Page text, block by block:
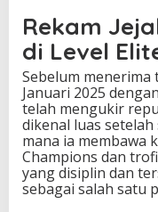
Rekam
di Level
Sebelum
Januari 2025
telah mengukir
dikenal luas setelah
mana ia membawa
Champions dan
yang disiplin dan
sebagai salah satu